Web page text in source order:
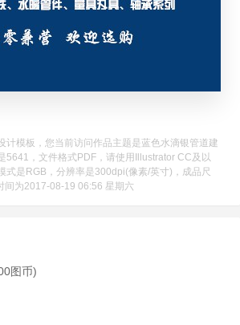
计模板，您当前访问作品主题是蓝色水滴银管道建
5641，文件格式PDF，请使用Illustrator CC及以
式是RGB，分辨率是300dpi(像素/英寸)，成品尺
间为2017-08-19 06:56 星期六
图币)